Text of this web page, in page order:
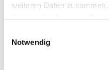
weiteren Daten
Notwendig
Hier der Link zum
Sommerfest des